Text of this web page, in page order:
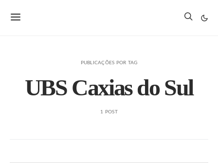
PUBLICAÇÕES POR TAG
UBS Caxias do Sul
1 POST